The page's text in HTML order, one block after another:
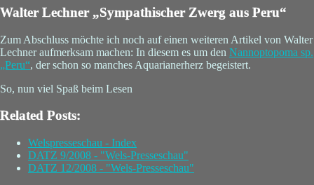
Walter Lechner „Sympathischer Zwerg aus Peru“
Zum Abschluss möchte ich noch auf einen weiteren Artikel von Walter
Lechner aufmerksam machen: In diesem es um den Nannoptopoma sp.
„Peru“, der schon so manches Aquarianerherz begeistert.
So, nun viel Spaß beim Lesen
Related Posts:
Welspresseschau - Index
DATZ 9/2008 - "Wels-Presseschau"
DATZ 12/2008 - "Wels-Presseschau"